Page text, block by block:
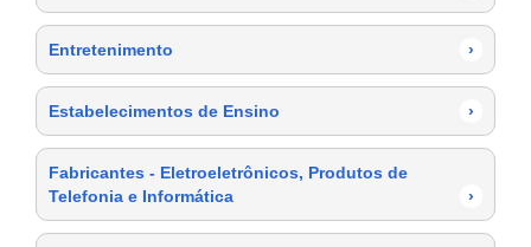
Entretenimento ›
Estabelecimentos de Ensino ›
Fabricantes - Eletroeletrônicos, Produtos de
Telefonia e Informática
›